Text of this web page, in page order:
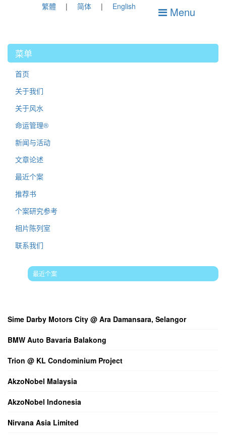
繁體 简体 English Menu
菜单
首页
关于我们
关于风水
命运管理®
新闻与活动
文章论述
最近个案
推荐书
个案研究参考
相片陈列室
联系我们
最近个案
Sime Darby Motors City @ Ara Damansara, Selangor
BMW Auto Bavaria Balakong
Trion @ KL Condominium Project
AkzoNobel Malaysia
AkzoNobel Indonesia
Nirvana Asia Limited